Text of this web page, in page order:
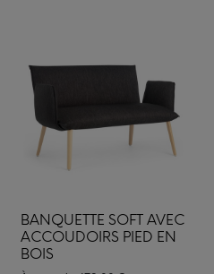
BANQUETTE SOFT AVEC
ACCOUDOIRS PIED EN
BOIS